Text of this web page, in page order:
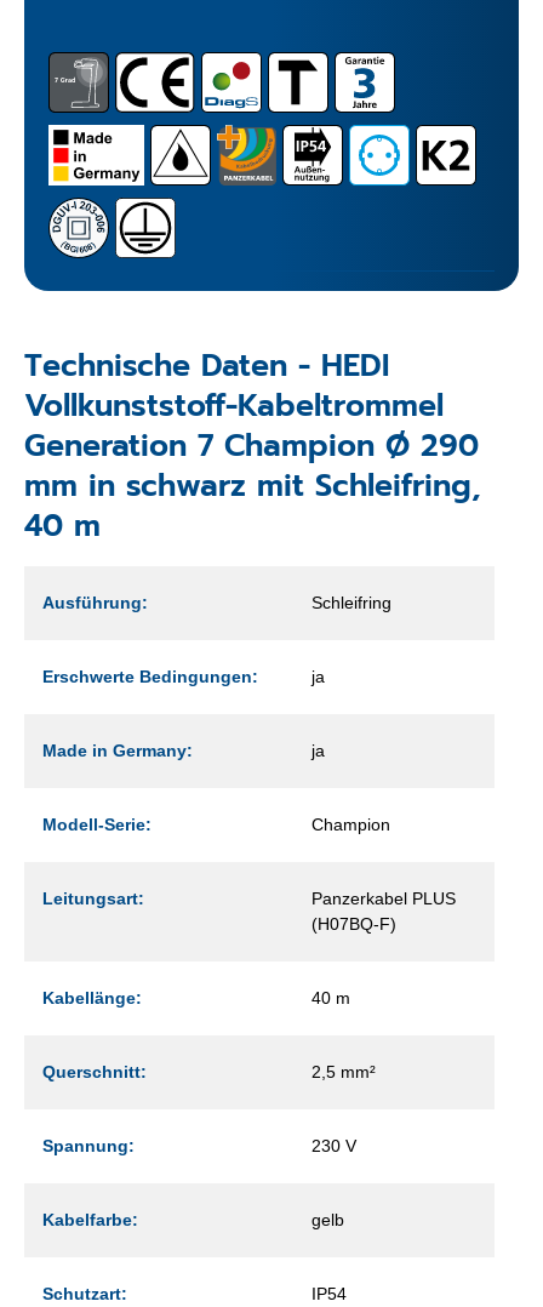
Technische Daten - HEDI
Vollkunststoff-Kabeltrommel
Generation 7 Champion Ø 290
mm in schwarz mit Schleifring,
40 m
Ausführung: Schleifring
Erschwerte Bedingungen: ja
Made in Germany: ja
Modell-Serie: Champion
Leitungsart:
Panzerkabel PLUS
(H07BQ-F)
Kabellänge: 40 m
Querschnitt: 2,5 mm²
Spannung: 230 V
Kabelfarbe: gelb
Schutzart: IP54